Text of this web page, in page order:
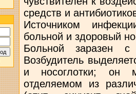
средств и
Источником
больной и здоровый
Больной заразен с
Возбудитель
и носоглотки; он
отделяемом из